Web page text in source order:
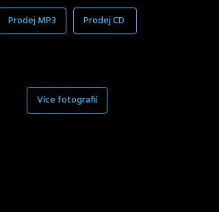
Prodej MP3 Prodej CD
Více fotografií